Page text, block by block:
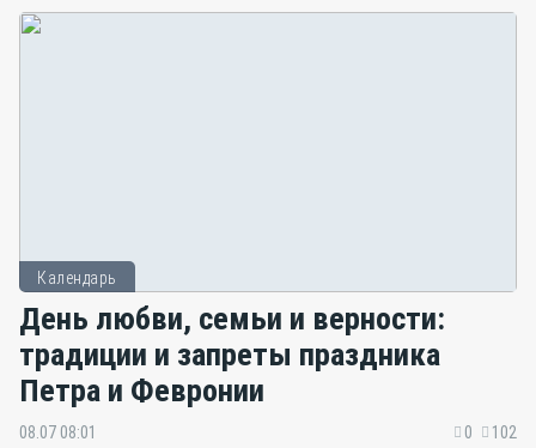
Календарь
День любви, семьи и верности:
традиции и запреты праздника
Петра и Февронии
08.07 08:01 0 102